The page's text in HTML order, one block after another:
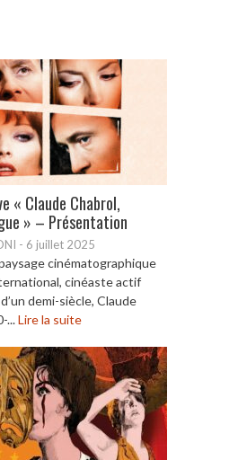
« Claude Chabrol,
» – Présentation
- 6 juillet 2025
cinématographique
cinéaste actif
demi-siècle, Claude
...Lire la suite